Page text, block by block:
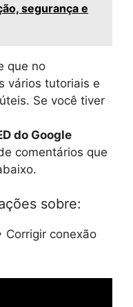
segurança e
que no
vários tutoriais e
Se você tiver
do Google
comentários que
sobre:
Corrigir conexão